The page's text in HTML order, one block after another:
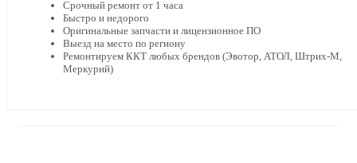
Срочный ремонт от 1 часа
Быстро и недорого
Оригинальные запчасти и лицензионное ПО
Выезд на место по региону
Ремонтируем ККТ любых брендов (Эвотор, АТОЛ, Штрих-М,
Меркурий)